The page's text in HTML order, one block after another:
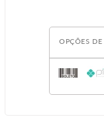
OPÇÕES